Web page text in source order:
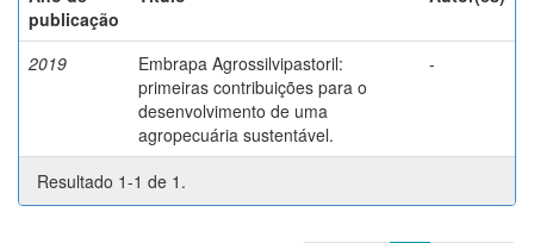
publicação
2019
Embrapa Agrossilvipastoril:
primeiras contribuições para o
desenvolvimento de uma
agropecuária sustentável.
-
Resultado 1-1 de 1.